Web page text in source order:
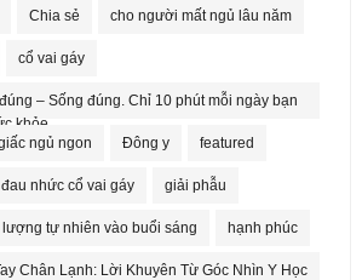
Chia sẻ cho người mất ngủ lâu năm
cổ vai gáy
– Sống đúng. Chỉ 10 phút mỗi ngày bạn
khỏe.
ngủ ngon Đông y featured
nhức cổ vai gáy giải phẫu
tự nhiên vào buổi sáng hạnh phúc
Chân Lạnh: Lời Khuyên Từ Góc Nhìn Y Học